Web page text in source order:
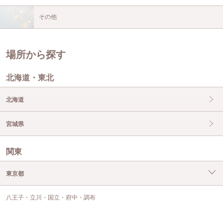
その他
場所から探す
北海道・東北
北海道
宮城県
関東
東京都
八王子・立川・国立・府中・調布